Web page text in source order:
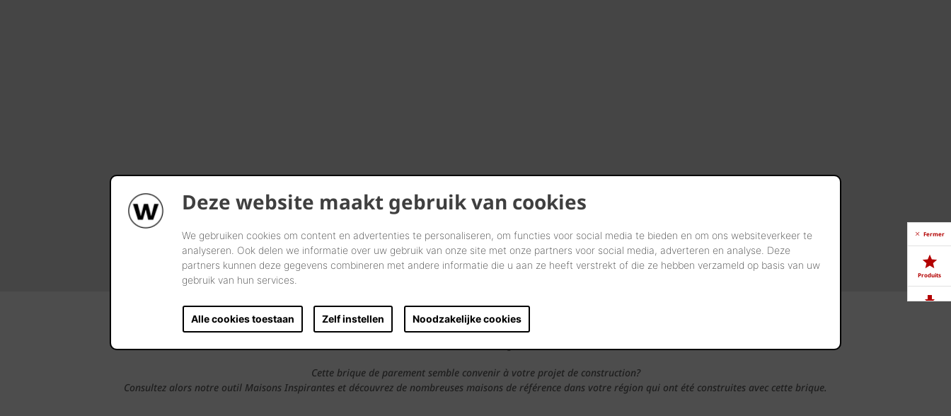
Deze website maakt gebruik van cookies
We gebruiken cookies om content en advertenties te personaliseren, om functies voor social media te bieden en om ons websiteverkeer te
analyseren. Ook delen we informatie over uw gebruik van onze site met onze partners voor social media, adverteren en analyse. Deze
partners kunnen deze gegevens combineren met andere informatie die u aan ze heeft verstrekt of die ze hebben verzameld op basis van uw
gebruik van hun services.
Alle cookies toestaan Zelf instellen Noodzakelijke cookies
Adresses de références près de chez vous
Cette brique de parement semble convenir à votre projet de construction?
Consultez alors notre outil Maisons Inspirantes et découvrez de nombreuses maisons de référence dans votre région qui ont été construites avec cette brique.
Fermer
Produits